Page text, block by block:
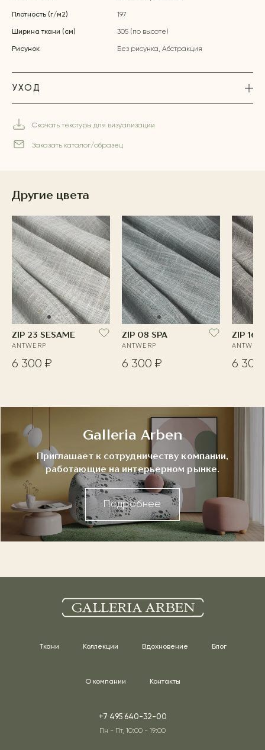
Плотность (г/м2) 197
Ширина ткани (см) 305 (по высоте)
Рисунок Без рисунка, Абстракция
УХОД
Скачать текстуры для визуализации
Заказать каталог/образец
Другие цвета
ZIP 23 SESAME
ANTWERP
6 300 ₽
ZIP 08 SPA
ANTWERP
6 300 ₽
ZIP 16
6 300
Galleria Arben
Приглашает к сотрудничеству компании,
работающие на интерьерном рынке.
Подробнее
Ткани Коллекции Вдохновение Блог
О компании Контакты
+7 495 640-32-00
Пн - Пт, 10:00 - 19:00